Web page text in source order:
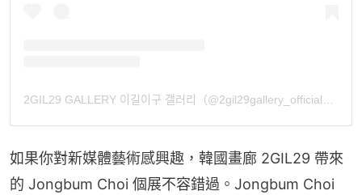
如果你對新媒體藝術感興趣，韓國畫廊 2GIL29 帶來
的 Jongbum Choi 個展不容錯過。Jongbum Choi